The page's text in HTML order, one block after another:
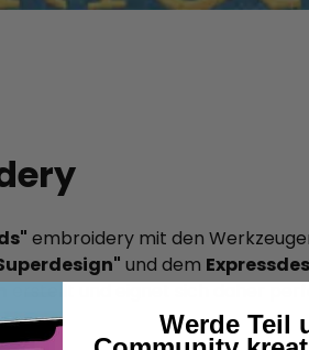
embroidery mit den
und dem
Werde Teil